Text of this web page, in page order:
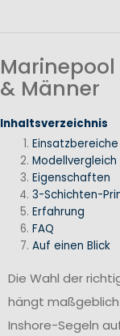
& Männer
Inhaltsverzeichnis
Einsatzbereiche
Modellvergleich
Eigenschaften
3-Schichten-
Erfahrung
FAQ
Auf einen Blick
Die Wahl der
hängt
Inshore-Segeln